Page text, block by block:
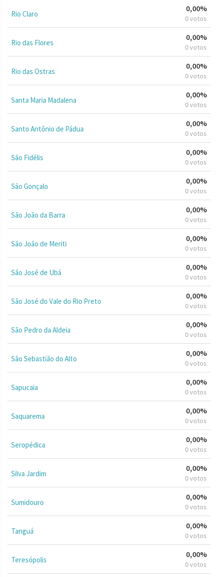
Rio Claro
0,00%
0 votos
Rio das Flores
0,00%
0 votos
Rio das Ostras
0,00%
0 votos
Santa Maria Madalena
0,00%
0 votos
Santo Antônio de Pádua
0,00%
0 votos
São Fidélis
0,00%
0 votos
São Gonçalo
0,00%
0 votos
São João da Barra
0,00%
0 votos
São João de Meriti
0,00%
0 votos
São José de Ubá
0,00%
0 votos
São José do Vale do Rio Preto
0,00%
0 votos
São Pedro da Aldeia
0,00%
0 votos
São Sebastião do Alto
0,00%
0 votos
Sapucaia
0,00%
0 votos
Saquarema
0,00%
0 votos
Seropédica
0,00%
0 votos
Silva Jardim
0,00%
0 votos
Sumidouro
0,00%
0 votos
Tanguá
0,00%
0 votos
Teresópolis
0,00%
0 votos